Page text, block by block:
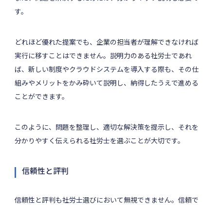
す。
どれほど優れた提案でも、企業の担当者が理解できなければ
実行に移すことはできません。説明力のある社労士であれ
ば、新しい制度やクラウドシステムを導入する際も、その仕
組みやメリットをかみ砕いて説明し、納得したうえで進める
ことができます。
このように、問題を整理し、適切な解決策を提示し、それを
分かりやすく伝えられる社労士を選ぶことが大切です。
信頼性と評判
信頼性と評判も社労士選びにおいて無視できません。信頼で